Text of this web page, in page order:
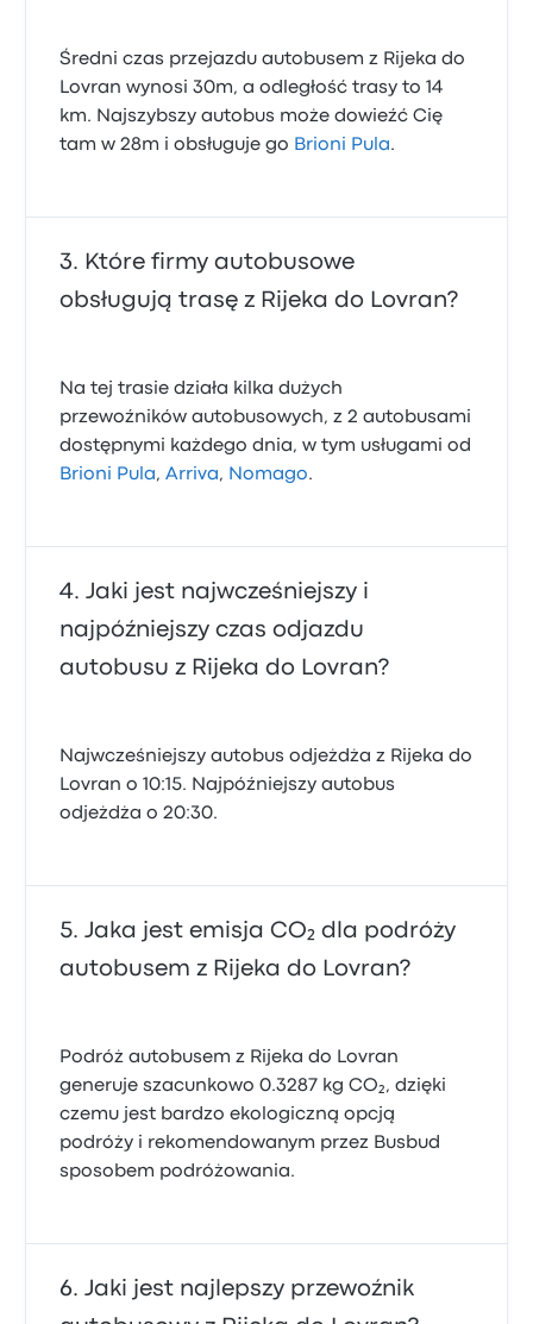
Średni czas przejazdu autobusem z Rijeka do
Lovran wynosi 30m, a odległość trasy to 14
km. Najszybszy autobus może dowieźć Cię
tam w 28m i obsługuje go Brioni Pula.
Które firmy autobusowe
obsługują trasę z Rijeka do Lovran?
Na tej trasie działa kilka dużych
przewoźników autobusowych, z 2 autobusami
dostępnymi każdego dnia, w tym usługami od
Brioni Pula,Arriva, Nomago.
Jaki jest najwcześniejszy i
najpóźniejszy czas odjazdu
autobusu z Rijeka do Lovran?
Najwcześniejszy autobus odjeżdża z Rijeka do
Lovran o 10:15. Najpóźniejszy autobus
odjeżdża o 20:30.
Jaka jest emisja CO₂ dla podróży
autobusem z Rijeka do Lovran?
Podróż autobusem z Rijeka do Lovran
generuje szacunkowo 0.3287 kg CO₂, dzięki
czemu jest bardzo ekologiczną opcją
podróży i rekomendowanym przez Busbud
sposobem podróżowania.
Jaki jest najlepszy przewoźnik